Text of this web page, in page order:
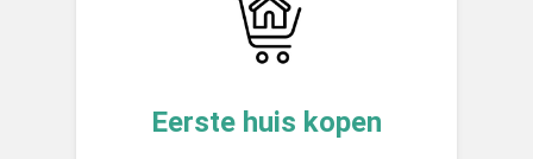
Eerste huis kopen